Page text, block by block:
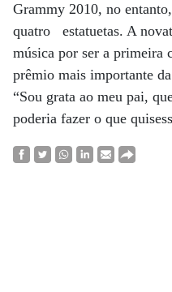
Grammy 2010, no
quatro estatuetas. A
música por ser a primeira
prêmio mais importante
“Sou grata ao meu pai,
poderia fazer o que